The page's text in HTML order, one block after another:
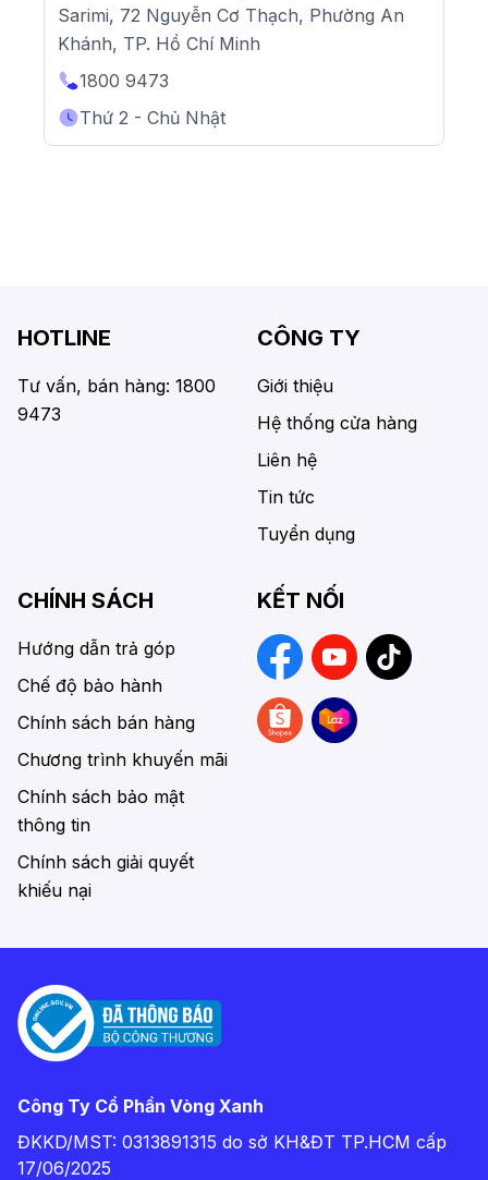
Sarimi, 72 Nguyễn Cơ Thạch, Phường An
Khánh, TP. Hồ Chí Minh
1800 9473
Thứ 2 - Chủ Nhật
HOTLINE
Tư vấn, bán hàng: 1800
9473
CÔNG TY
Giới thiệu
Hệ thống cửa hàng
Liên hệ
Tin tức
Tuyển dụng
CHÍNH SÁCH
Hướng dẫn trả góp
Chế độ bảo hành
Chính sách bán hàng
Chương trình khuyến mãi
Chính sách bảo mật
thông tin
Chính sách giải quyết
khiếu nại
KẾT NỐI
Công Ty Cổ Phần Vòng Xanh
ĐKKD/MST: 0313891315 do sở KH&ĐT TP.HCM cấp
17/06/2025